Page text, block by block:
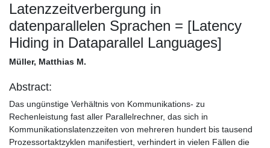
Latenzzeitverbergung in
datenparallelen Sprachen = [Latency
Hiding in Dataparallel Languages]
Müller, Matthias M.
Abstract:
Das ungünstige Verhältnis von Kommunikations- zu
Rechenleistung fast aller Parallelrechner, das sich in
Kommunikationslatenzzeiten von mehreren hundert bis tausend
Prozessortaktzyklen manifestiert, verhindert in vielen Fällen die